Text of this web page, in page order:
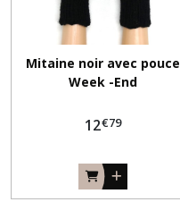
Mitaine noir avec pouce
Week -End
12€79